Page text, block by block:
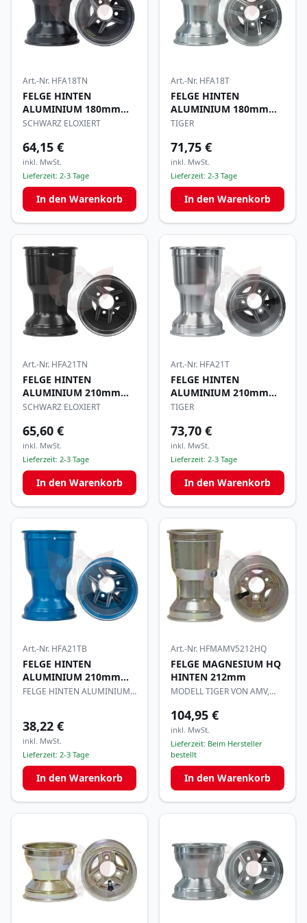
Art.-Nr. HFA18TN
FELGE HINTEN
ALUMINIUM 180mm
TIGER
SCHWARZ ELOXIERT
64,15 €
inkl. MwSt.
Lieferzeit: 2-3 Tage
In den Warenkorb
Art.-Nr. HFA18T
FELGE HINTEN
ALUMINIUM 180mm
TIGER
TIGER
71,75 €
inkl. MwSt.
Lieferzeit: 2-3 Tage
In den Warenkorb
Art.-Nr. HFA21TN
FELGE HINTEN
ALUMINIUM 210mm
TIGER
SCHWARZ ELOXIERT
65,60 €
inkl. MwSt.
Lieferzeit: 2-3 Tage
In den Warenkorb
Art.-Nr. HFA21T
FELGE HINTEN
ALUMINIUM 210mm
TIGER
TIGER
73,70 €
inkl. MwSt.
Lieferzeit: 2-3 Tage
In den Warenkorb
Art.-Nr. HFA21TB
FELGE HINTEN
ALUMINIUM 210mm
TIGER
FELGE HINTEN ALUMINIUM
38,22 €
inkl. MwSt.
Lieferzeit: 2-3 Tage
In den Warenkorb
Art.-Nr. HFMAMV5212HQ
FELGE MAGNESIUM HQ
HINTEN 212mm
MODELL TIGER VON AMV,
104,95 €
inkl. MwSt.
Lieferzeit: Beim Hersteller
bestellt
In den Warenkorb